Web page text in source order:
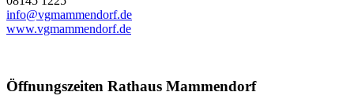
info@vgmammendorf.de
www.vgmammendorf.de
Öffnungszeiten Rathaus Mammendorf